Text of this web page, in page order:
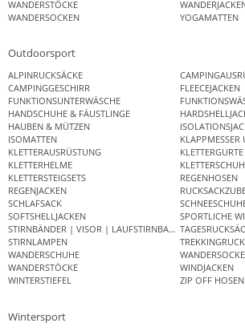
WANDERSTÖCKE
WANDERSOCKEN
YOGAMATTEN
Outdoorsport
ALPINRUCKSÄCKE
CAMPINGGESCHIRR
FLEECEJACKEN
FUNKTIONSUNTERWÄSCHE
HANDSCHUHE & FÄUSTLINGE
HAUBEN & MÜTZEN
ISOMATTEN
KLETTERAUSRÜSTUNG
KLETTERGURTE
KLETTERHELME
KLETTERSTEIGSETS
REGENHOSEN
REGENJACKEN
SCHLAFSACK
SOFTSHELLJACKEN
SPORTLICHE
STIRNBÄNDER | VISOR | LAUFSTIRNBAND
STIRNLAMPEN
WANDERSCHUHE
WANDERSTÖCKE
WINDJACKEN
WINTERSTIEFEL
ZIP OFF HOSEN
Wintersport